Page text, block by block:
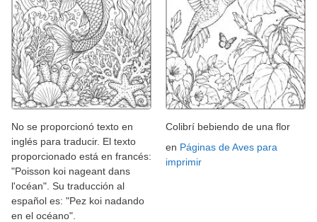
No se proporcionó texto en
inglés para traducir. El texto
proporcionado está en francés:
"Poisson koi nageant dans
l'océan". Su traducción al
español es: "Pez koi nadando
en el océano".
Colibrí bebiendo de una flor
en Páginas de Aves para
imprimir